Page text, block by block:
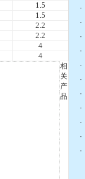
1.5
1.5
2.2
2.2
4
4
相
关
产
品
·
·
·
·
·
·
·
·
·
·
·